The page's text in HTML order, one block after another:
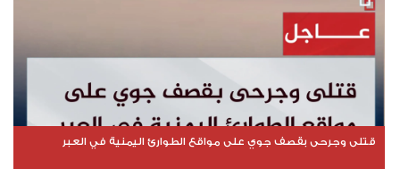
قتلى وجرحى بقصف جوي على مواقع الطوارئ اليمنية في العبر